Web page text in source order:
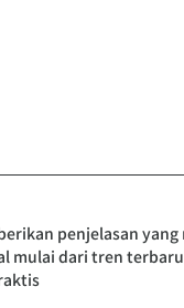
penjelasan
mulai dari tren